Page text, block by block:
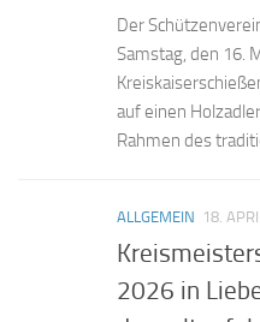
Der
Samstag, den 16.
auf einen
Rahmen des
ALLGEMEIN 18.
2026 in